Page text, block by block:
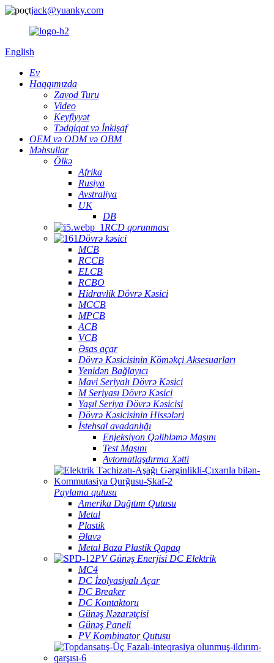
jack@yuanky.com
English
Ev
Haqqımızda
Zavod Turu
Video
Keyfiyyət
Tədqiqat və İnkişaf
OEM və ODM və OBM
Məhsullar
Ölkə
Afrika
Rusiya
Avstraliya
UK
DB
RCD qorunması
Dövrə kəsici
MCB
RCCB
ELCB
RCBO
Hidravlik Dövrə Kəsici
MCCB
MPCB
ACB
VCB
Əsas açar
Dövrə Kəsicisinin Köməkçi Aksesuarları
Yenidən Bağlayıcı
Mavi Seriyalı Dövrə Kəsici
M Seriyası Dövrə Kəsici
Yaşıl Seriya Dövrə Kəsicisi
Dövrə Kəsicisinin Hissələri
İstehsal avadanlığı
Enjeksiyon Qəlibləmə Maşını
Test Maşını
Avtomatlaşdırma Xətti
Paylama qutusu
Amerika Dağıtım Qutusu
Metal
Plastik
Əlavə
Metal Baza Plastik Qapaq
PV Günəş Enerjisi DC Elektrik
MC4
DC İzolyasiyalı Açar
DC Breaker
DC Kontaktoru
Günəş Nəzarətçisi
Günəş Paneli
PV Kombinator Qutusu